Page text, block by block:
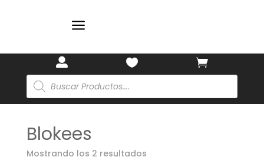
a
 

Búsqueda
de
productos
Blokees
Mostrando los 2 resultados